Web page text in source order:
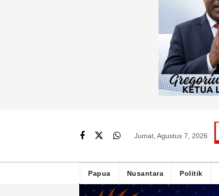
Jumat, Agustus 7, 2026
Papua Nusantara Politik